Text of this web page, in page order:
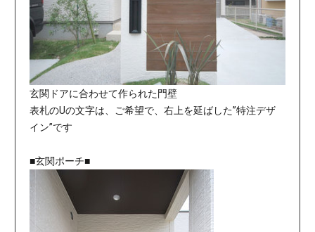
玄関ドアに合わせて作られた門壁
表札のUの文字は、ご希望で、右上を延ばした”特注デザ
イン”です
■玄関ポーチ■